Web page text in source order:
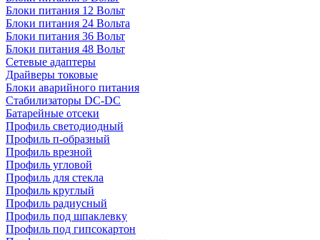
Блоки питания 12 Вольт
Блоки питания 24 Вольта
Блоки питания 36 Вольт
Блоки питания 48 Вольт
Сетевые адаптеры
Драйверы токовые
Блоки аварийного питания
Стабилизаторы DC-DC
Батарейные отсеки
Профиль светодиодный
Профиль п-образный
Профиль врезной
Профиль угловой
Профиль для стекла
Профиль круглый
Профиль радиусный
Профиль под шпаклевку
Профиль под гипсокартон